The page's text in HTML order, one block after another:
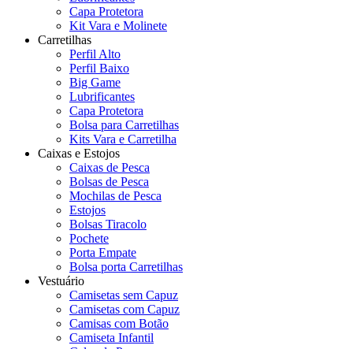
Capa Protetora
Kit Vara e Molinete
Carretilhas
Perfil Alto
Perfil Baixo
Big Game
Lubrificantes
Capa Protetora
Bolsa para Carretilhas
Kits Vara e Carretilha
Caixas e Estojos
Caixas de Pesca
Bolsas de Pesca
Mochilas de Pesca
Estojos
Bolsas Tiracolo
Pochete
Porta Empate
Bolsa porta Carretilhas
Vestuário
Camisetas sem Capuz
Camisetas com Capuz
Camisas com Botão
Camiseta Infantil